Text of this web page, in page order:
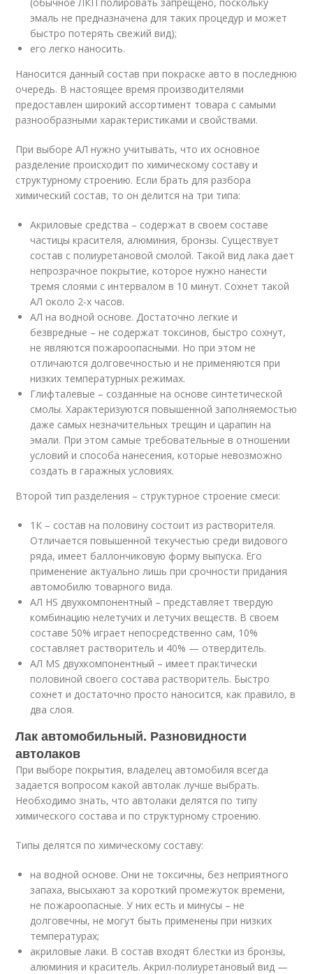
эмаль не предназначена для таких процедур и может
быстро потерять свежий вид);
его легко наносить.
Наносится данный состав при покраске авто в последнюю
очередь. В настоящее время производителями
предоставлен широкий ассортимент товара с самыми
разнообразными характеристиками и свойствами.
При выборе АЛ нужно учитывать, что их основное
разделение происходит по химическому составу и
структурному строению. Если брать для разбора
химический состав, то он делится на три типа:
Акриловые средства – содержат в своем составе
частицы красителя, алюминия, бронзы. Существует
состав с полиуретановой смолой. Такой вид лака дает
непрозрачное покрытие, которое нужно нанести
тремя слоями с интервалом в 10 минут. Сохнет такой
АЛ около 2-х часов.
АЛ на водной основе. Достаточно легкие и
безвредные – не содержат токсинов, быстро сохнут,
не являются пожароопасными. Но при этом не
отличаются долговечностью и не применяются при
низких температурных режимах.
Глифталевые – созданные на основе синтетической
смолы. Характеризуются повышенной заполняемостью
даже самых незначительных трещин и царапин на
эмали. При этом самые требовательные в отношении
условий и способа нанесения, которые невозможно
создать в гаражных условиях.
Второй тип разделения – структурное строение смеси:
1К – состав на половину состоит из растворителя.
Отличается повышенной текучестью среди видового
ряда, имеет баллончиковую форму выпуска. Его
применение актуально лишь при срочности придания
автомобилю товарного вида.
АЛ HS двухкомпонентный – представляет твердую
комбинацию нелетучих и летучих веществ. В своем
составе 50% играет непосредственно сам, 10%
составляет растворитель и 40% — отвердитель.
АЛ MS двухкомпонентный – имеет практически
половиной своего состава растворитель. Быстро
сохнет и достаточно просто наносится, как правило, в
два слоя.
Лак автомобильный. Разновидности
автолаков
При выборе покрытия, владелец автомобиля всегда
задается вопросом какой автолак лучше выбрать.
Необходимо знать, что автолаки делятся по типу
химического состава и по структурному строению.
Типы делятся по химическому составу:
на водной основе. Они не токсичны, без неприятного
запаха, высыхают за короткий промежуток времени,
не пожароопасные. У них есть и минусы – не
долговечны, не могут быть применены при низких
температурах;
акриловые лаки. В состав входят блестки из бронзы,
алюминия и краситель. Акрил-полиуретановый вид —